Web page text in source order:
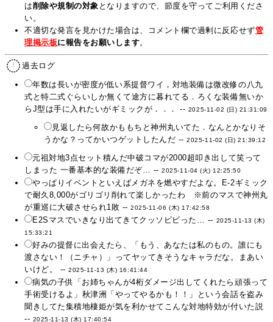
は削除や規制の対象 となりますので、節度を守ってご利用くださ
い。
不適切な発言を見かけた場合は、コメント欄で過剰に反応せず管
理掲示板に報告をお願いします。
過去ログ
年数は長いが密度が低い系提督ワイ，対地装備は微改修の八九
式と特二式ぐらいしか無くて途方に暮れてる．ろくな装備無いか
らJ型は手に入れたいがギミックが．．． -- 2025-11-02 (日) 21:31:09
見返したら何故かももちと神州丸いてた．なんとかなりそ
うかな？ってかいつゲットしたんだ --2025-11-02 (日) 21:39:12
元祖対地3点セット積んだ中破コマが2000超叩き出して笑って
しまった 一番基本的な装備だぞ… --2025-11-04 (火) 12:25:50
やっぱりイベントといえばメガネを燃やすだよな。E-2ギミック
で耐久8,000がゴリゴリ削れて楽しかったわ ※前のマスで神州丸
が重巡に大破させられ1敗 --2025-11-06 (木) 17:42:58
E2Sマスでいきなり出てきてクッソビビった… -- 2025-11-13 (木)
15:33:21
好みの提督に出会えたら、「もう、あなたは私のもの。誰にも
渡さない！（ニチャ）」ってヤッてきそうなキャラだな。まあい
いけど。 --2025-11-13 (木) 16:41:44
病気の子供「お姉ちゃんが4桁ダメージ出してくれたら頑張って
手術受けるよ」秋津洲「やってやるかも！！」という会話を盗み
聞きしてた集積地棲姫が気を利かせてこんな対地特効が付いた説
-- 2025-11-13 (木) 17:40:54